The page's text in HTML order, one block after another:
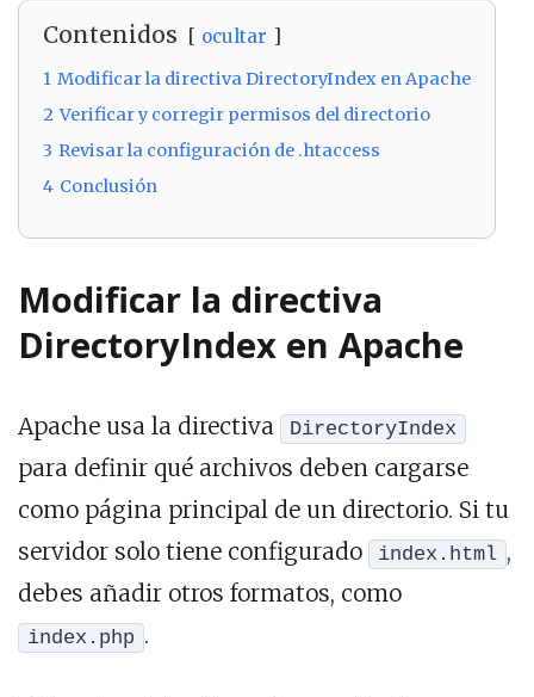
Contenidos ocultar
1 Modificar la directiva DirectoryIndex en Apache
2 Verificar y corregir permisos del directorio
3 Revisar la configuración de .htaccess
4 Conclusión
Modificar la directiva
DirectoryIndex en Apache
Apache usa la directiva DirectoryIndex
para definir qué archivos deben cargarse
como página principal de un directorio. Si tu
servidor solo tiene configurado
index.html ,
debes añadir otros formatos, como
index.php .